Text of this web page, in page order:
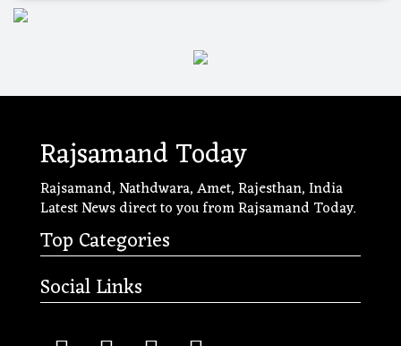
Rajsamand Today
Rajsamand, Nathdwara, Amet, Rajesthan, India
Latest News direct to you from Rajsamand Today.
Top Categories
Social Links